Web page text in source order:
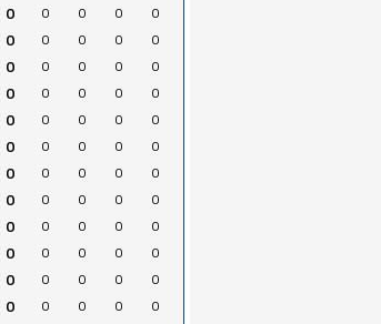
0 0 0 0
0
0 0 0 0
0
0 0 0 0
0
0 0 0 0
0
0 0 0 0
0
0 0 0 0
0
0 0 0 0
0
0 0 0 0
0
0 0 0 0
0
0 0 0 0
0
0 0 0 0
0
0 0 0 0
0